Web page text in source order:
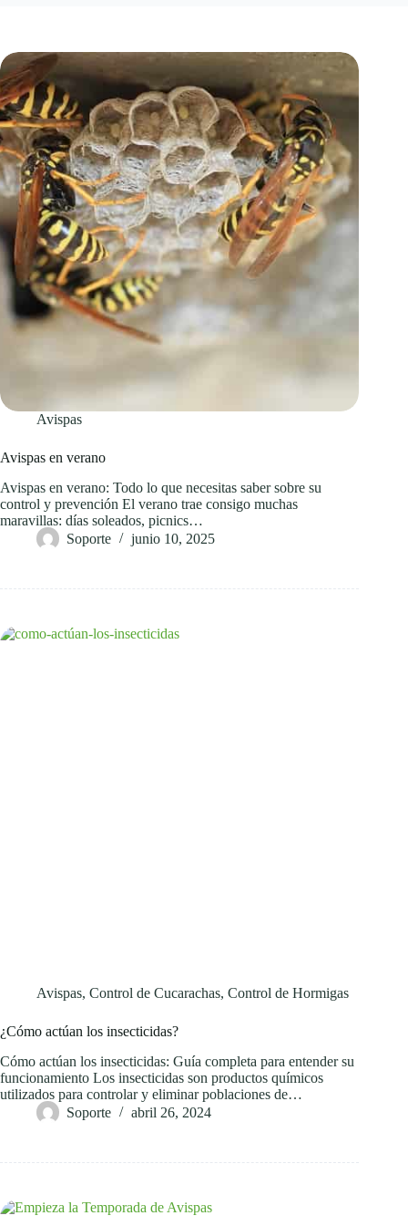
Avispas
Avispas en verano
Avispas en verano: Todo lo que necesitas saber sobre su
control y prevención El verano trae consigo muchas
maravillas: días soleados, picnics…
Soporte
junio 10, 2025
Avispas, Control de Cucarachas, Control de Hormigas
¿Cómo actúan los insecticidas?
Cómo actúan los insecticidas: Guía completa para entender su
funcionamiento Los insecticidas son productos químicos
utilizados para controlar y eliminar poblaciones de…
Soporte
abril 26, 2024